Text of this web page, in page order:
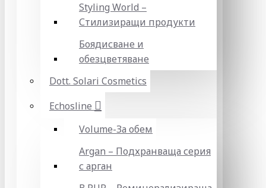
Styling World –
Стилизиращи продукти
Боядисване и
обезцветяване
Dott. Solari Cosmetics
Echosline
Volume-За обем
Argan – Подхранваща серия
с арган